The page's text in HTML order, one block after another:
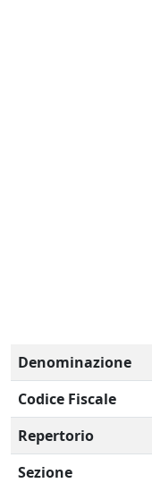
Denominazione
Codice Fiscale
Repertorio
Sezione